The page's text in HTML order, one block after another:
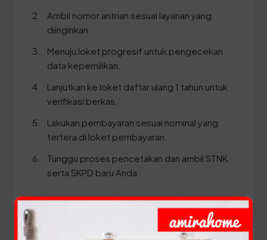
Ambil nomor antrian sesuai layanan yang
diinginkan.
Menuju loket progresif untuk pengecekan
data kepemilikan.
Lanjutkan ke loket daftar ulang 1 tahun untuk
verifikasi berkas.
Lakukan pembayaran sesuai nominal yang
tertera di loket pembayaran.
Tunggu proses pencetakan dan ambil STNK
serta SKPD baru Anda.
⚠️ Pastikan Anda membawa dokumen KTP dan
STNK asli yang datanya masih terbaca dengan